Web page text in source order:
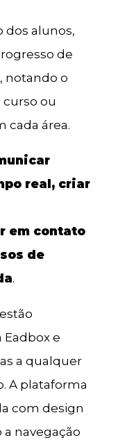
dos alunos,
de
notando o
ou
cada área.
real, criar
em contato
de
.
e
a qualquer
A plataforma
com design
navegação